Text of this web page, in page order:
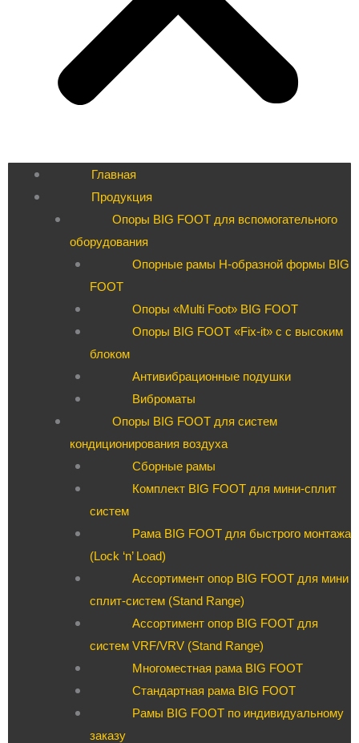
Главная
Продукция
Опоры BIG FOOT для вспомогательного
оборудования
Опорные рамы H-образной формы BIG
FOOT
Опоры «Multi Foot» BIG FOOT
Опоры BIG FOOT «Fix-it» c с высоким
блоком
Антивибрационные подушки
Виброматы
Опоры BIG FOOT для систем
кондиционирования воздуха
Сборные рамы
Комплект BIG FOOT для мини-сплит
систем
Рама BIG FOOT для быстрого монтажа
(Lock ‘n’ Load)
Ассортимент опор BIG FOOT для мини
сплит-систем (Stand Range)
Ассортимент опор BIG FOOT для
систем VRF/VRV (Stand Range)
Многоместная рама BIG FOOT
Стандартная рама BIG FOOT
Рамы BIG FOOT по индивидуальному
заказу